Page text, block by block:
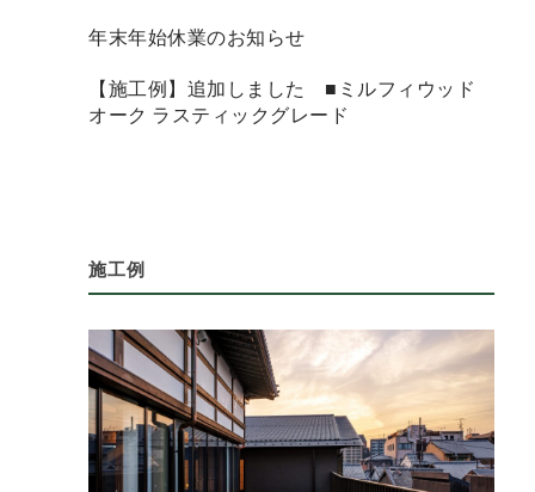
年末年始休業のお知らせ
【施工例】追加しました ■ミルフィウッド
オーク ラスティックグレード
施工例